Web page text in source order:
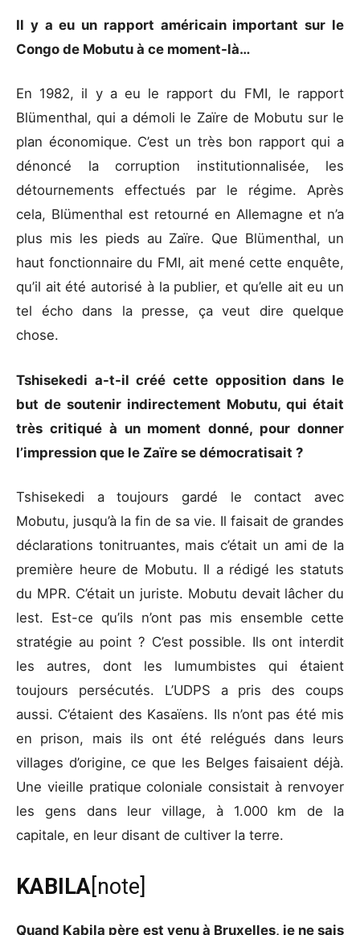
Il y a eu un rapport américain important sur le
Congo de Mobutu à ce moment-là…
En 1982, il y a eu le rapport du FMI, le rapport
Blümenthal, qui a démoli le Zaïre de Mobutu sur le
plan économique. C’est un très bon rapport qui a
dénoncé la corruption institutionnalisée, les
détournements effectués par le régime. Après
cela, Blümenthal est retourné en Allemagne et n’a
plus mis les pieds au Zaïre. Que Blümenthal, un
haut fonctionnaire du FMI, ait mené cette enquête,
qu’il ait été autorisé à la publier, et qu’elle ait eu un
tel écho dans la presse, ça veut dire quelque
chose.
Tshisekedi a-t-il créé cette opposition dans le
but de soutenir indirectement Mobutu, qui était
très critiqué à un moment donné, pour donner
l’impression que le Zaïre se démocratisait ?
Tshisekedi a toujours gardé le contact avec
Mobutu, jusqu’à la fin de sa vie. Il faisait de grandes
déclarations tonitruantes, mais c’était un ami de la
première heure de Mobutu. Il a rédigé les statuts
du MPR. C’était un juriste. Mobutu devait lâcher du
lest. Est-ce qu’ils n’ont pas mis ensemble cette
stratégie au point ? C’est possible. Ils ont interdit
les autres, dont les lumumbistes qui étaient
toujours persécutés. L’UDPS a pris des coups
aussi. C’étaient des Kasaïens. Ils n’ont pas été mis
en prison, mais ils ont été relégués dans leurs
villages d’origine, ce que les Belges faisaient déjà.
Une vieille pratique coloniale consistait à renvoyer
les gens dans leur village, à 1.000 km de la
capitale, en leur disant de cultiver la terre.
KABILA [note]
Quand Kabila père est venu à Bruxelles, je ne sais